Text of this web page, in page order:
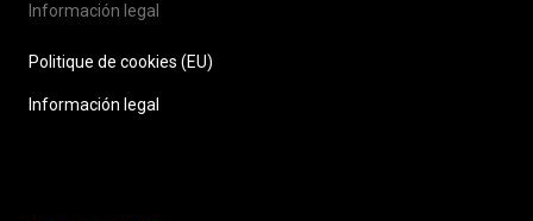
Información legal
Politique de cookies (EU)
Información legal